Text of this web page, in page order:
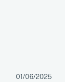
01/06/2025